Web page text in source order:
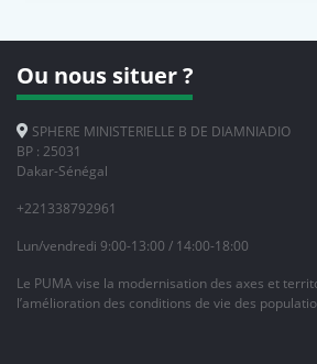
Ou nous situer ?
SPHERE MINISTERIELLE B DE DIAMNIADIO
BP : 25031
Dakar-Sénégal
+221338792961
Lun/vendredi 9:00-13:00 / 14:00-18:00
Le PUMA vise la modernisation des axes et
l’amélioration des conditions de vie des